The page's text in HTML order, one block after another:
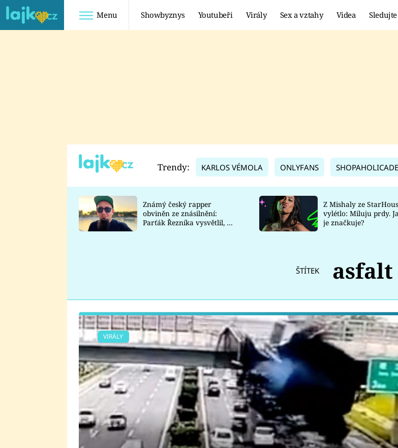
Menu Showbyznys Youtubeři Virály Sex a vztahy Videa
TADEÁŠ KUBĚNKA
DATEL
Trendy: KARLOS VÉMOLA ONLYFANS
Známý český rapper
obviněn ze znásilnění:
Parťák Řezníka vysvětlil, co
Z Mishaly ze
vylétlo: Miluju prdy.
je značkuje?
ŠTÍTEK asfalt
VIRÁLY